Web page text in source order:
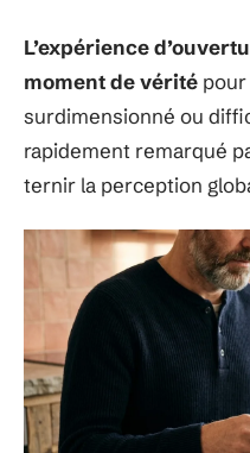
L’expérience
moment de vérité pour
surdimensionné ou
rapidement remarqué
ternir la perception